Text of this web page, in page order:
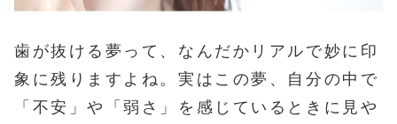
歯が抜ける夢って、なんだかリアルで妙に印
象に残りますよね。実はこの夢、自分の中で
「不安」や「弱さ」を感じているときに見や